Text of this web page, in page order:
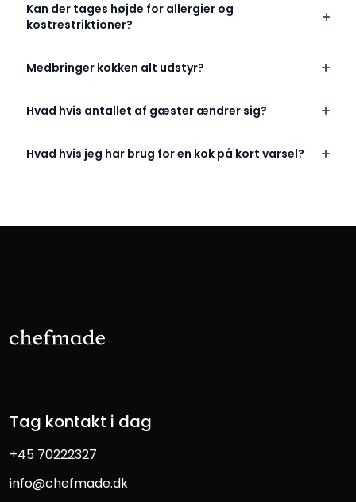
Kan der tages højde for allergier og
kostrestriktioner?
Medbringer kokken alt udstyr?
Hvad hvis antallet af gæster ændrer sig?
Hvad hvis jeg har brug for en kok på kort varsel?
Tag kontakt i dag
+45 70222327
info@chefmade.dk